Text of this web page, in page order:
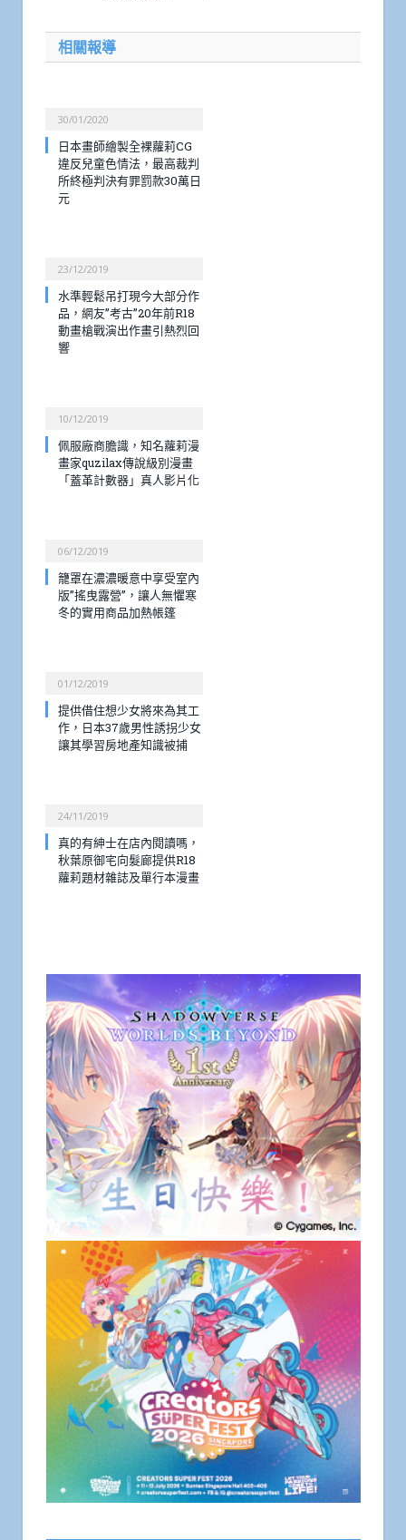
相關報導
30/01/2020
日本畫師繪製全裸蘿莉CG
違反兒童色情法，最高裁判
所終極判決有罪罰款30萬日
元
23/12/2019
水準輕鬆吊打現今大部分作
品，網友”考古”20年前R18
動畫槍戰演出作畫引熱烈回
響
10/12/2019
佩服廠商膽識，知名蘿莉漫
畫家quzilax傳說級別漫畫
「蓋革計數器」真人影片化
06/12/2019
籠罩在濃濃暖意中享受室內
版”搖曳露營”，讓人無懼寒
冬的實用商品加熱帳篷
01/12/2019
提供借住想少女將來為其工
作，日本37歲男性誘拐少女
讓其學習房地產知識被捕
24/11/2019
真的有紳士在店內閱讀嗎，
秋葉原御宅向髮廊提供R18
蘿莉題材雜誌及單行本漫畫